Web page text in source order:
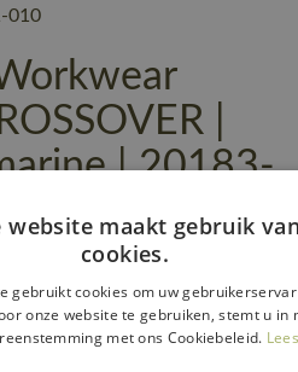
010
|
| 20183-
beoordeling geschreven over
| CROSSOVER | 010
maar jij kunt de eerste zijn!
website maakt gebruik
cookies.
gebruikt cookies om uw
onze website te gebruiken, stemt u in
met ons Cookiebeleid.